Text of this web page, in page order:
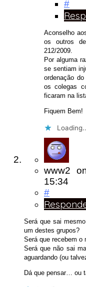
#
Aconselho
os outros
212/2009.
Por alguma
se sentiam
ordenação
os colegas
ficaram na
Fiquem Bem!
www2
15:34
#
Será que sai
um destes grupos?
Será que recebem o
Será que não sai
aguardando (ou
Dá que pensar… ou